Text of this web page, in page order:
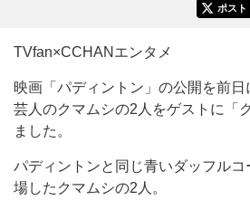
ポスト
TVfan×CCHANエンタメ
映画「パディントン」の公開を前日
芸人のクマムシの2人をゲストに「
ました。
パディントンと同じ青いダッフル
場したクマムシの2人。